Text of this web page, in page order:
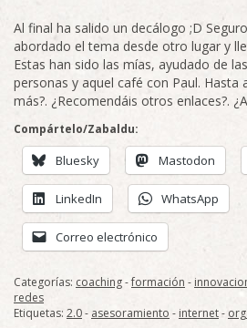
Al final ha salido un decálogo ;D
abordado el tema desde otro lugar y
Estas han sido las mías, ayudado de
personas y aquel café con Paul. Hasta
más?. ¿Recomendáis otros enlaces?.
Compártelo/Zabaldu:
Bluesky Mastodon
LinkedIn WhatsApp
Correo electrónico
Categorías: coaching-formación -
redes
Etiquetas: 2.0- asesoramiento - internet-